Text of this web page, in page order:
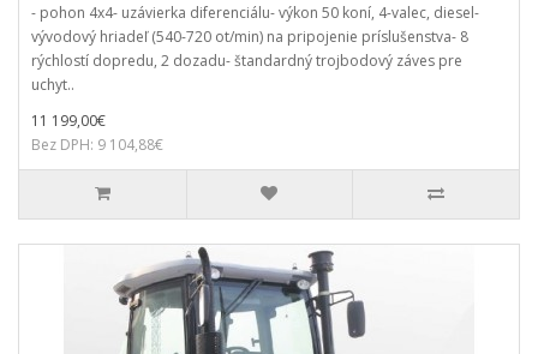
- pohon 4x4- uzávierka diferenciálu- výkon 50 koní, 4-valec, diesel-
vývodový hriadeľ (540-720 ot/min) na pripojenie príslušenstva- 8
rýchlostí dopredu, 2 dozadu- štandardný trojbodový záves pre
uchyt..
11 199,00€
Bez DPH: 9 104,88€